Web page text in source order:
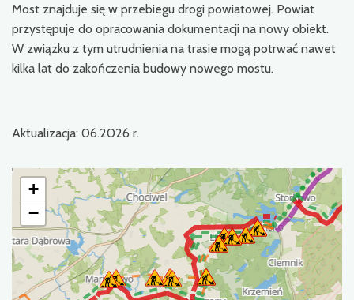
Most znajduje się w przebiegu drogi powiatowej. Powiat
przystępuje do opracowania dokumentacji na nowy obiekt.
W związku z tym utrudnienia na trasie mogą potrwać nawet
kilka lat do zakończenia budowy nowego mostu.
Aktualizacja: 06.2026 r.
+
−